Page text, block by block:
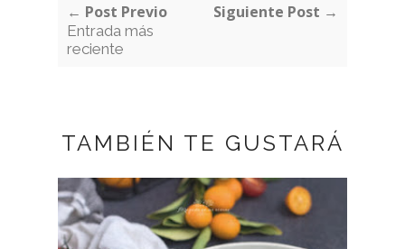
← Post Previo
Entrada más
reciente
Siguiente Post →
TAMBIÉN TE GUSTARÁ